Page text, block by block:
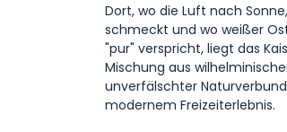
Dort, wo die Luft nach
schmeckt und wo weißer
"pur" verspricht, liegt das
Mischung aus
unverfälschter
modernem Freizeiterlebnis.